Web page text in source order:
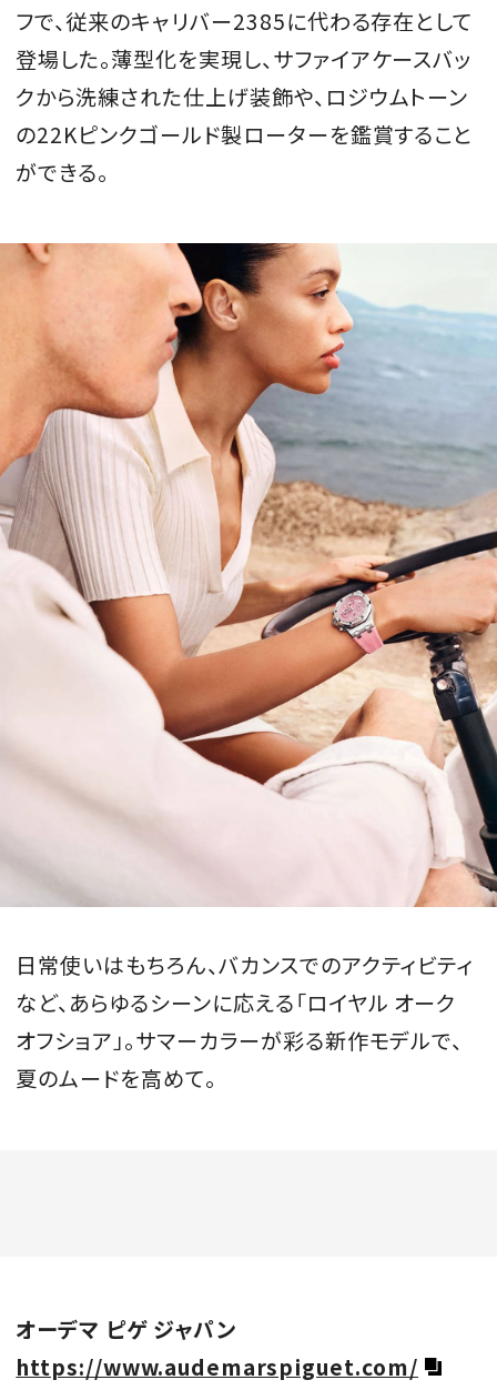
フで、従来のキャリバー2385に代わる存在として
登場した。薄型化を実現し、サファイアケースバッ
クから洗練された仕上げ装飾や、ロジウムトーン
の22Kピンクゴールド製ローターを鑑賞すること
ができる。
日常使いはもちろん、バカンスでのアクティビティ
など、あらゆるシーンに応える「ロイヤル オーク
オフショア」。サマーカラーが彩る新作モデルで、
夏のムードを高めて。
オーデマ ピゲ ジャパン
https://www.audemarspiguet.com/